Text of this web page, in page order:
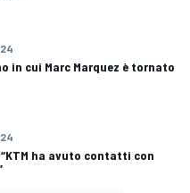
in cui Marc Marquez è tornato
“KTM ha avuto contatti con